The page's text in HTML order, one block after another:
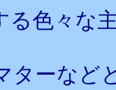
る色々な
ターなど